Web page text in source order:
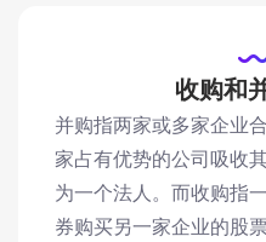
收购和
并购指两家或多家企业
家占有优势的公司吸收
为一个法人。而收购指
券购买另一家企业的股